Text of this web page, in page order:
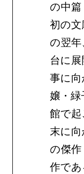
の中
初の文
の翌
台に
事に
嬢・
館で
末に
の傑
作であ